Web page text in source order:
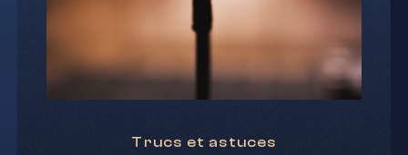
Trucs et astuces